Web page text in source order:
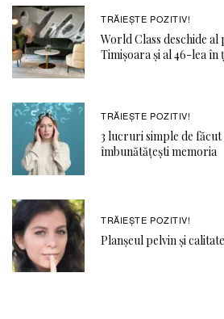
TRĂIEȘTE POZITIV!
World Class deschide
Timișoara și al 46-lea în
TRĂIEȘTE POZITIV!
3 lucruri simple de
îmbunătățești memoria
TRĂIEȘTE POZITIV!
Planșeul pelvin și